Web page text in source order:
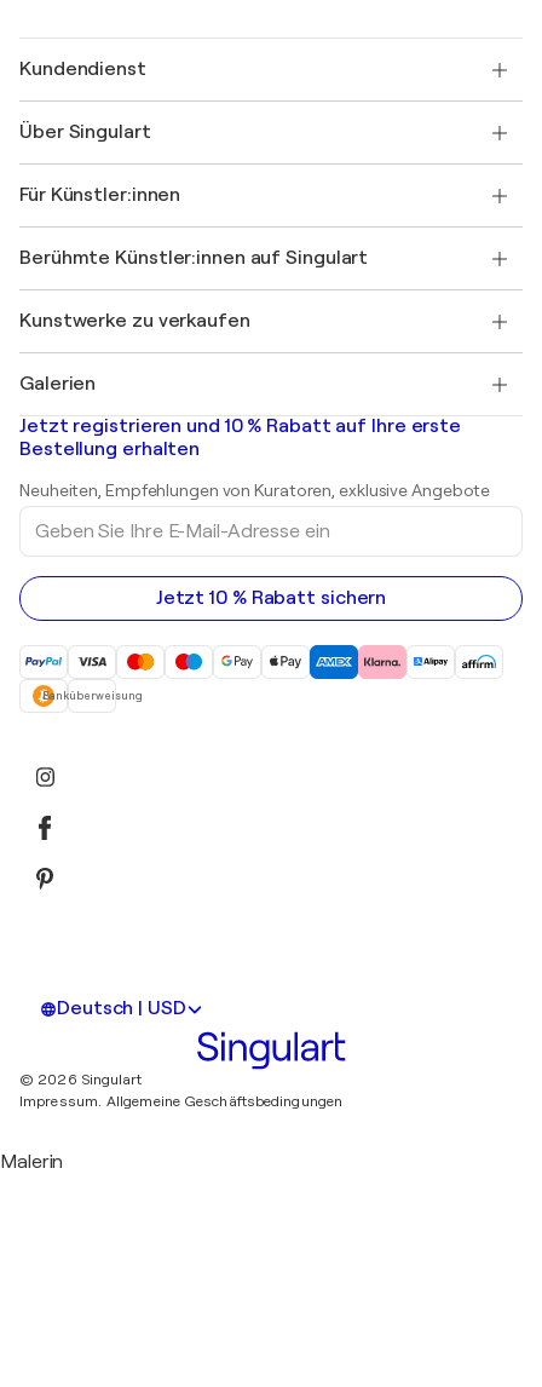
Kundendienst
Versand
Einen Gutschein verschenken
Werden Sie Mitglied unseres Handelsprogramms
Ihr Konto
+49 30 31196995
Über Singulart
FAQ
Singulart-Magazin
Jobs
Entdecken Sie kuratierte Originalkunst
Für Künstler:innen
Als Künstler anmelden
Berühmte Künstler:innen auf Singulart
Marc Chagall
Banksy
Mr. Brainwash
Shepard Fairey
Kunstwerke zu verkaufen
Abstrakte Gemälde zu verkaufen
Landschaftsgemälde
Drucke
Acrylgemälde
Galerien
Kunstgalerien in Deutschland
Kunstgalerien in Schweiz
Jetzt registrieren und 10 % Rabatt auf Ihre erste
Bestellung erhalten
Neuheiten, Empfehlungen von Kuratoren, exklusive Angebote
Geben
Sie
Ihre
E-
Mail-
Adresse
Jetzt 10 % Rabatt sichern
Banküberweisung
Deutsch | USD
© 2026 Singulart
Impressum. Allgemeine Geschäftsbedingungen
Malerin